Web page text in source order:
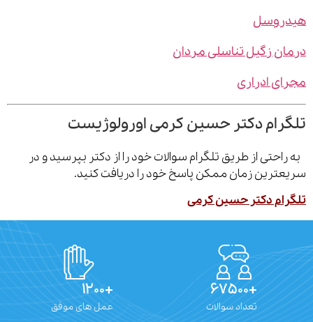
زگیل تناسلی مردان
ادراری
دکتر حسین کرمی اورولوژیست
از طریق تلگرام سوالات خود را از دکتر بپرسید و در
زمان ممکن پاسخ خود را دریافت کنید.
دکتر حسین کرمی
تعداد سوالات عمل های موفق